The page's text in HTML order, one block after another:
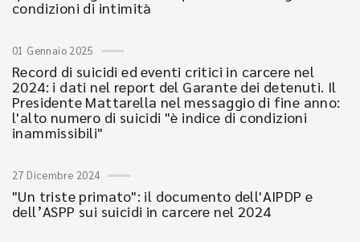
condizioni di intimità
01 Gennaio 2025
Record di suicidi ed eventi critici in carcere nel
2024: i dati nel report del Garante dei detenuti. Il
Presidente Mattarella nel messaggio di fine anno:
l'alto numero di suicidi "è indice di condizioni
inammissibili"
27 Dicembre 2024
"Un triste primato": il documento dell'AIPDP e
dell’ASPP sui suicidi in carcere nel 2024